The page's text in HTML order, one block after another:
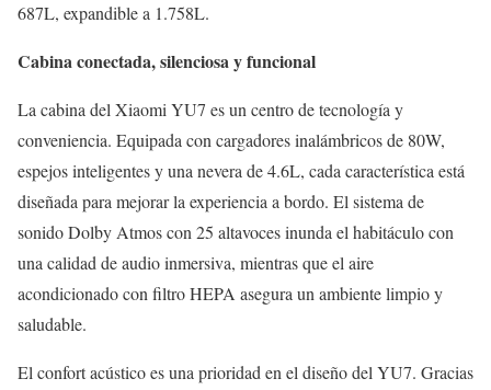
687L, expandible a 1.758L.
Cabina conectada, silenciosa y funcional
La cabina del Xiaomi YU7 es un centro de tecnología y
conveniencia. Equipada con cargadores inalámbricos de 80W,
espejos inteligentes y una nevera de 4.6L, cada característica está
diseñada para mejorar la experiencia a bordo. El sistema de
sonido Dolby Atmos con 25 altavoces inunda el habitáculo con
una calidad de audio inmersiva, mientras que el aire
acondicionado con filtro HEPA asegura un ambiente limpio y
saludable.
El confort acústico es una prioridad en el diseño del YU7. Gracias